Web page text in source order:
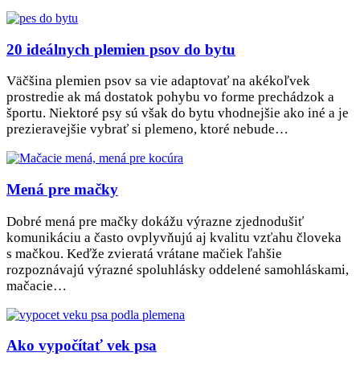
20 ideálnych plemien psov do bytu
Väčšina plemien psov sa vie adaptovať na akékoľvek
prostredie ak má dostatok pohybu vo forme prechádzok a
športu. Niektoré psy sú však do bytu vhodnejšie ako iné a je
prezieravejšie vybrať si plemeno, ktoré nebude…
Mená pre mačky
Dobré mená pre mačky dokážu výrazne zjednodušiť
komunikáciu a často ovplyvňujú aj kvalitu vzťahu človeka
s mačkou. Keďže zvieratá vrátane mačiek ľahšie
rozpoznávajú výrazné spoluhlásky oddelené samohláskami,
mačacie…
Ako vypočítať vek psa